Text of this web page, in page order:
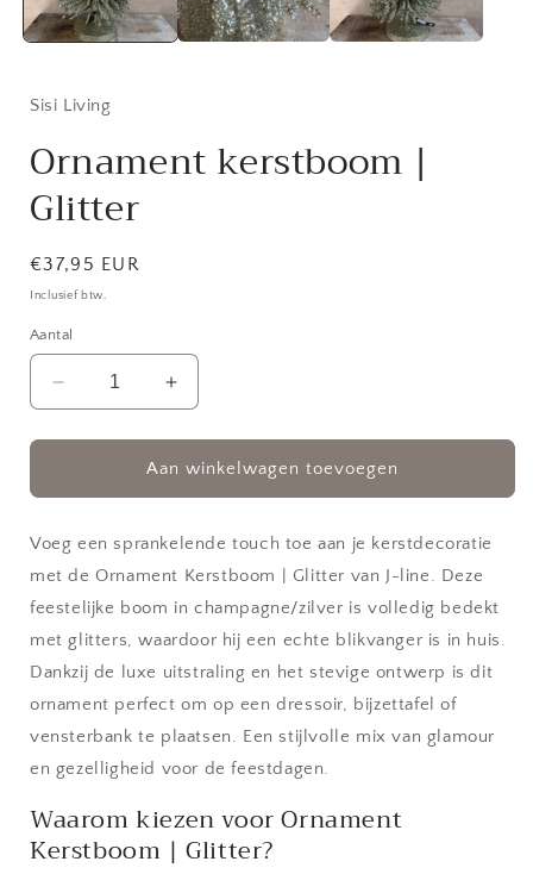
Sisi Living
Ornament kerstboom |
Glitter
Normale
prijs
€37,95 EUR
Inclusief btw.
Aantal
Aantal
verlagen
voor
Ornament
kerstboom
Glitter
Aantal
verhogen
voor
Ornament
kerstboom
Glitter
Aan winkelwagen toevoegen
Voeg een sprankelende touch toe aan je kerstdecoratie
met de Ornament Kerstboom | Glitter van J-line. Deze
feestelijke boom in champagne/zilver is volledig bedekt
met glitters, waardoor hij een echte blikvanger is in huis.
Dankzij de luxe uitstraling en het stevige ontwerp is dit
ornament perfect om op een dressoir, bijzettafel of
vensterbank te plaatsen. Een stijlvolle mix van glamour
en gezelligheid voor de feestdagen.
Waarom kiezen voor Ornament
Kerstboom | Glitter?